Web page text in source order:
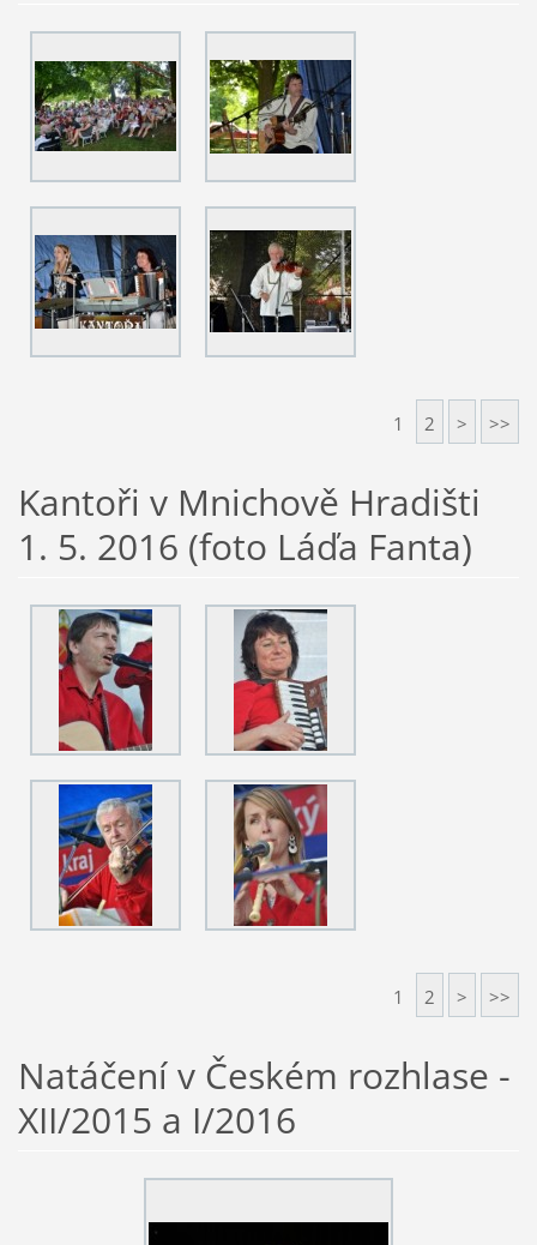
1 2 > >>
Kantoři v Mnichově Hradišti
1. 5. 2016 (foto Láďa Fanta)
1 2 > >>
Natáčení v Českém rozhlase -
XII/2015 a I/2016